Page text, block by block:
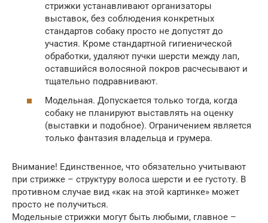
стрижки устанавливают организаторы
выставок, без соблюдения конкретных
стандартов собаку просто не допустят до
участия. Кроме стандартной гигиенической
обработки, удаляют пучки шерсти между лап,
оставшийся волосяной покров расчесывают и
тщательно подравнивают.
Модельная. Допускается только тогда, когда
собаку не планируют выставлять на оценку
(выставки и подобное). Ограничением является
только фантазия владельца и грумера.
Внимание! Единственное, что обязательно учитывают
при стрижке – структуру волоса шерсти и ее густоту. В
противном случае вид «как на этой картинке» может
просто не получиться.
Модельные стрижки могут быть любыми, главное –